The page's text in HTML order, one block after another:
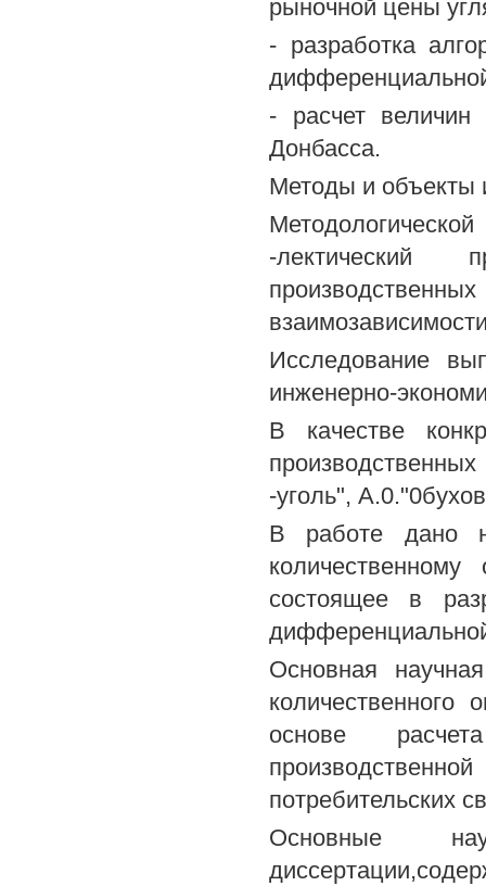
рыночной цены
- разработка
- расчет
Донбасса.
Методы и объекты
-лектический
Исследование
инженерно-
В качестве
-уголь",
В работе дано
состоящее в
Основная
основе
потребительских
Основные